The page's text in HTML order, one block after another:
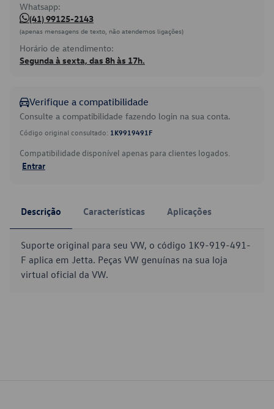
Whatsapp:
(41) 99125-2143
(apenas mensagens de texto, não atendemos ligações)
Horário de atendimento:
Segunda à sexta, das 8h às 17h.
Verifique a compatibilidade
Consulte a compatibilidade fazendo login na sua conta.
Código original consultado: 1K9919491F
Compatibilidade disponível apenas para clientes logados.
Entrar
Descrição Características Aplicações
Suporte original para seu VW, o código 1K9-919-491-
F aplica em Jetta. Peças VW genuínas na sua loja
virtual oficial da VW.